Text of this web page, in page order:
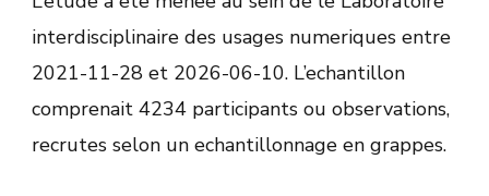
interdisciplinaire des usages numeriques entre
2021-11-28 et 2026-06-10. L’echantillon
comprenait 4234 participants ou observations,
recrutes selon un echantillonnage en grappes.